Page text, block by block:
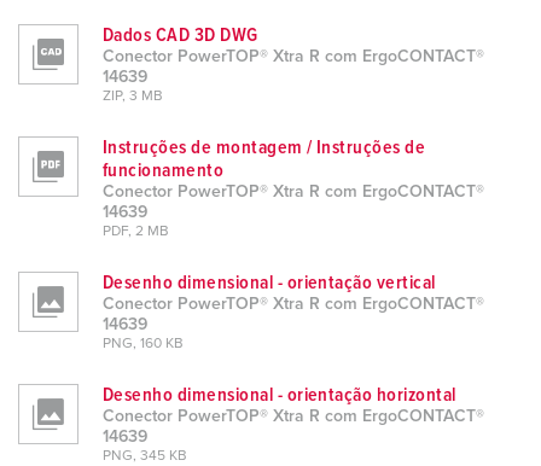
Dados CAD 3D DWG
Conector PowerTOP® Xtra R com ErgoCONTACT®
14639
ZIP, 3 MB
Instruções de montagem / Instruções de
funcionamento
Conector PowerTOP® Xtra R com ErgoCONTACT®
14639
PDF, 2 MB
Desenho dimensional - orientação vertical
Conector PowerTOP® Xtra R com ErgoCONTACT®
14639
PNG, 160 KB
Desenho dimensional - orientação horizontal
Conector PowerTOP® Xtra R com ErgoCONTACT®
14639
PNG, 345 KB